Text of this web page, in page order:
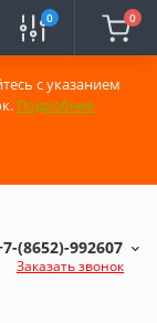
с указанием
Подробнее
0 0
(8652)-992607
Заказать звонок